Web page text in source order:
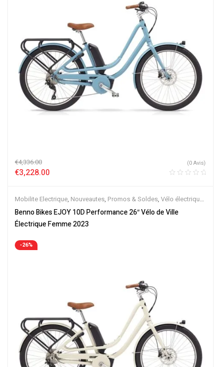
€4,336.00
€3,228.00
(0 Avis)
Mobilite Electrique, Nouveautes, Promos & Soldes, Vélo électrique
ville,Velos Electriques
Benno Bikes EJOY 10D Performance 26″ Vélo de Ville
Électrique Femme 2023
-26%